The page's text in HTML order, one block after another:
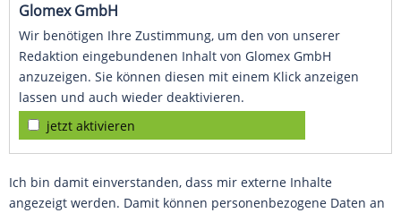
Glomex GmbH
Wir benötigen Ihre Zustimmung, um den von unserer
Redaktion eingebundenen Inhalt von Glomex GmbH
anzuzeigen. Sie können diesen mit einem Klick anzeigen
lassen und auch wieder deaktivieren.
jetzt aktivieren
Ich bin damit einverstanden, dass mir externe Inhalte
angezeigt werden. Damit können personenbezogene Daten an